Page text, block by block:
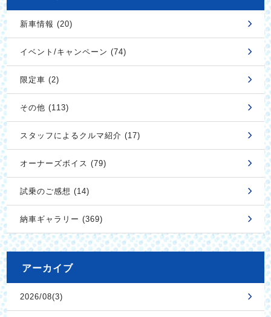
新車情報 (20)
イベント/キャンペーン (74)
限定車 (2)
その他 (113)
スタッフによるクルマ紹介 (17)
オーナーズボイス (79)
試乗のご感想 (14)
納車ギャラリー (369)
アーカイブ
2026/08(3)